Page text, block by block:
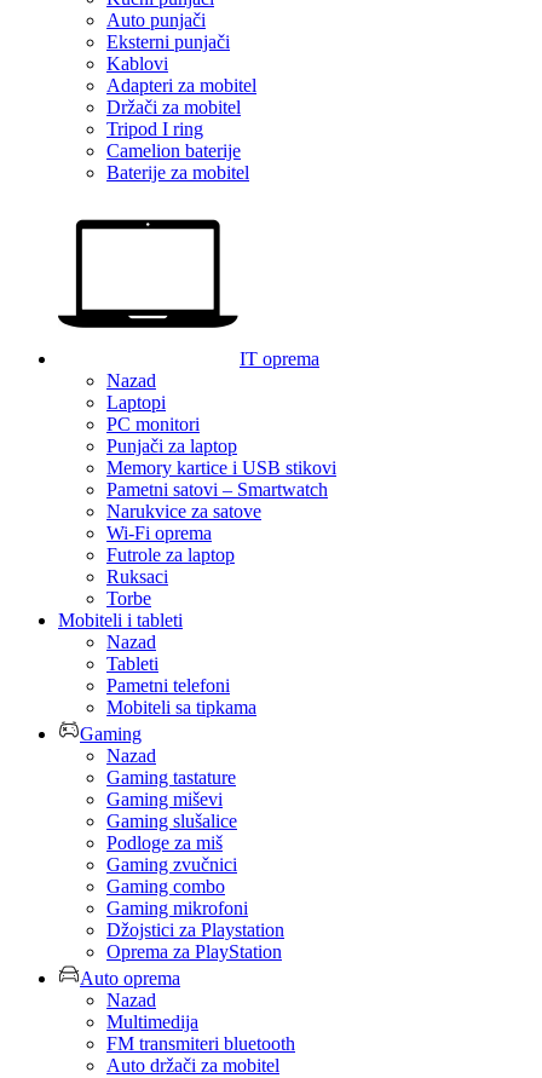
Auto punjači
Eksterni punjači
Kablovi
Adapteri za mobitel
Držači za mobitel
Tripod I ring
Camelion baterije
Baterije za mobitel
IT oprema
Nazad
Laptopi
PC monitori
Punjači za laptop
Memory kartice i USB stikovi
Pametni satovi – Smartwatch
Narukvice za satove
Wi-Fi oprema
Futrole za laptop
Ruksaci
Torbe
Mobiteli i tableti
Nazad
Tableti
Pametni telefoni
Mobiteli sa tipkama
Gaming
Nazad
Gaming tastature
Gaming miševi
Gaming slušalice
Podloge za miš
Gaming zvučnici
Gaming combo
Gaming mikrofoni
Džojstici za Playstation
Oprema za PlayStation
Auto oprema
Nazad
Multimedija
FM transmiteri bluetooth
Auto držači za mobitel